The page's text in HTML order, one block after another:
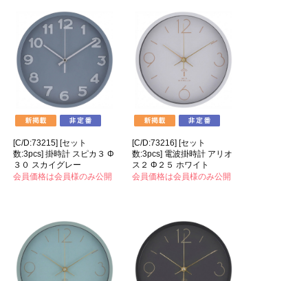
[C/D:73215] [セット
数:3pcs] 掛時計 スピカ３ Φ
３０ スカイグレー
会員価格は会員様のみ公開
[C/D:73216] [セット
数:3pcs] 電波掛時計 アリオ
ス２ Φ２５ ホワイト
会員価格は会員様のみ公開